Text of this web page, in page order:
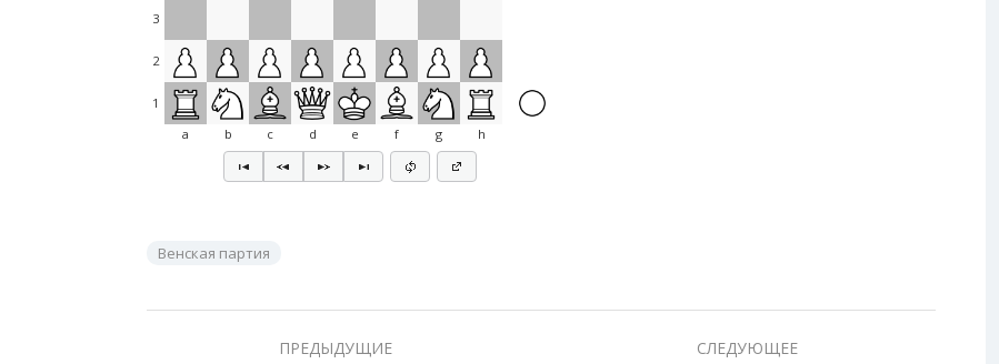
3
2
1
a
b c d e f g h
Венская партия
ПРЕДЫДУЩИЕ
СЛЕДУЮЩЕЕ